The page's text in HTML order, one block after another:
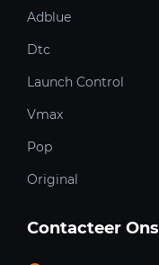
Adblue
Dtc
Launch Control
Vmax
Pop
Original
Contacteer